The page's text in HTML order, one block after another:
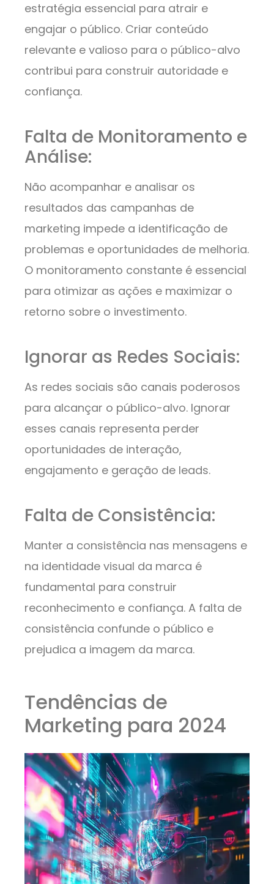
estratégia essencial para atrair e
engajar o público. Criar conteúdo
relevante e valioso para o público-alvo
contribui para construir autoridade e
confiança.
Falta de Monitoramento e
Análise:
Não acompanhar e analisar os
resultados das campanhas de
marketing impede a identificação de
problemas e oportunidades de melhoria.
O monitoramento constante é essencial
para otimizar as ações e maximizar o
retorno sobre o investimento.
Ignorar as Redes Sociais:
As redes sociais são canais poderosos
para alcançar o público-alvo. Ignorar
esses canais representa perder
oportunidades de interação,
engajamento e geração de leads.
Falta de Consistência:
Manter a consistência nas mensagens e
na identidade visual da marca é
fundamental para construir
reconhecimento e confiança. A falta de
consistência confunde o público e
prejudica a imagem da marca.
Tendências de
Marketing para 2024